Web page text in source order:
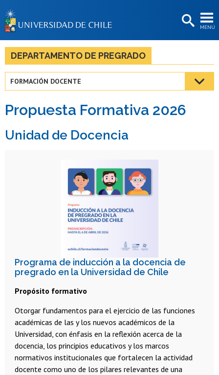
MENÚ
BIBLIOTECAS
LA UNIVERSIDAD
Estudiantes
Académicas/os
Funcionarias/os
DEPARTAMENTO DE PREGRADO
FORMACIÓN DOCENTE
Propuesta Formativa 2026
Unidad de Docencia
Programa de inducción a la docencia de
pregrado en la Universidad de Chile
Propósito formativo
Otorgar fundamentos para el ejercicio de las funciones
académicas de las y los nuevos académicos de la
Universidad, con énfasis en la reflexión acerca de la
docencia, los principios educativos y los marcos
normativos institucionales que fortalecen la actividad
docente como uno de los pilares relevantes de una